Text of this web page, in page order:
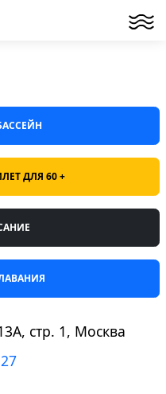
ДЛЯ 60 +
стр. 1, Москва